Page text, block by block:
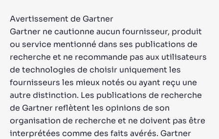
Avertissement de Gartner
Gartner ne cautionne aucun fournisseur, produit
ou service mentionné dans ses publications de
recherche et ne recommande pas aux utilisateurs
de technologies de choisir uniquement les
fournisseurs les mieux notés ou ayant reçu une
autre distinction. Les publications de recherche
de Gartner reflètent les opinions de son
organisation de recherche et ne doivent pas être
interprétées comme des faits avérés. Gartner